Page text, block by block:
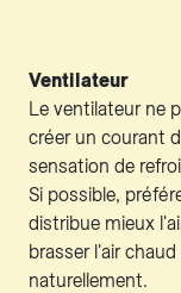
Ventilateur
Le ventilateur ne
créer un courant
sensation de
Si possible,
distribue mieux
brasser l'air
naturellement.